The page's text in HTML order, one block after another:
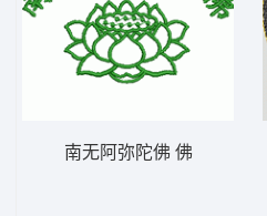
南无阿弥陀佛 佛